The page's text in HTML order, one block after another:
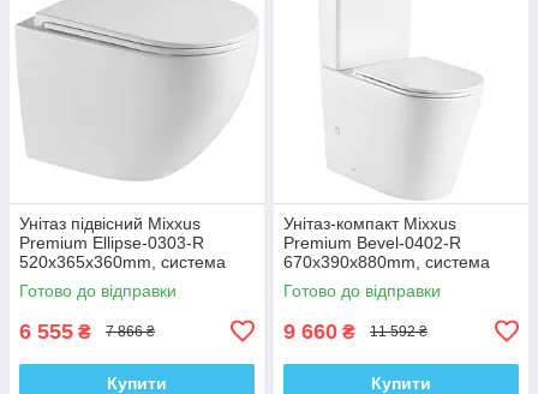
Унітаз підвісний Mixxus
Premium Ellipse-0303-R
520x365x360mm, система
змиву Rimless (MP6463)
Готово до відправки
6 555 ₴ 7 866 ₴
Купити
Унітаз-компакт Mixxus
Premium Bevel-0402-R
670x390x880mm, система
змиву RIMLESS (MP6474)
Готово до відправки
9 660 ₴ 11 592 ₴
Купити